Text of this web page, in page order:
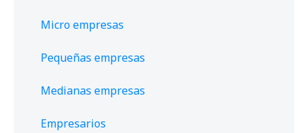
Micro empresas
Pequeñas empresas
Medianas empresas
Empresarios